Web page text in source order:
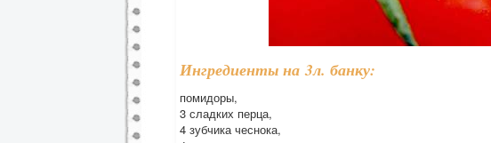
Ингредиенты на 3л. банку:
помидоры,
3 сладких перца,
4 зубчика чеснока,